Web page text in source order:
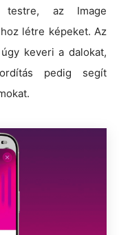
testre, az Image
létre képeket. Az
keveri a dalokat,
pedig segít